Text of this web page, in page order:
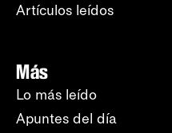
Artículos leídos
Más
Lo más leído
Apuntes del día